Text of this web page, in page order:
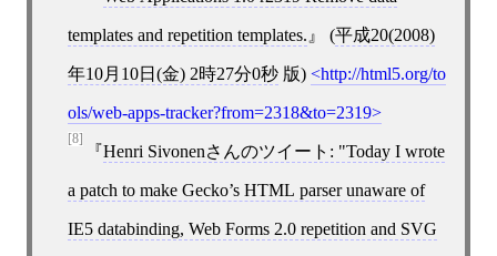
templates and repetition templates. (平成20(2008)
年10月10日(金) 2時27分0秒版) http://html5.org/to
ols/web-apps-tracker?from=2318&to=2319
[8]
Henri Sivonenさんのツイート: "Today I wrote
a patch to make Gecko’s HTML parser unaware of
IE5 databinding, Web Forms 2.0 repetition and SVG